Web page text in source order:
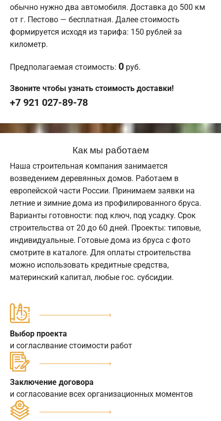
обычно нужно два автомобиля. Доставка до 500 км
от г. Пестово — бесплатная. Далее стоимость
формируется исходя из тарифа: 150 рублей за
километр.
Предполагаемая стоимость: 0 руб.
Звоните чтобы узнать стоимость доставки!
+7 921 027-89-78
Как мы работаем
Наша строительная компания занимается
возведением деревянных домов. Работаем в
европейской части России. Принимаем заявки на
летние и зимние дома из профилированного бруса.
Варианты готовности: под ключ, под усадку. Срок
строительства от 20 до 60 дней. Проекты: типовые,
индивидуальные. Готовые дома из бруса с фото
смотрите в каталоге. Для оплаты строительства
можно использовать кредитные средства,
материнский капитал, любые гос. субсидии.
Выбор проекта
и согласлвание стоимости работ
Заключение договора
и согласование всех организационных моментов